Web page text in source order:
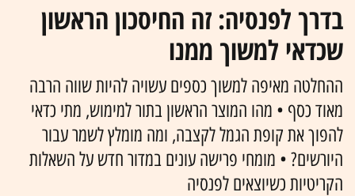
בדרך לפנסיה: זה החיסכון הראשון
שכדאי למשוך ממנו
ההחלטה מאיפה למשוך כספים עשויה להיות שווה הרבה
מאוד כסף • מהו המוצר הראשון בתור למימוש, מתי כדאי
להפוך את קופת הגמל לקצבה, ומה מומלץ לשמר עבור
היורשים? • מומחי פרישה עונים במדור חדש על השאלות
הקריטיות כשיוצאים לפנסיה